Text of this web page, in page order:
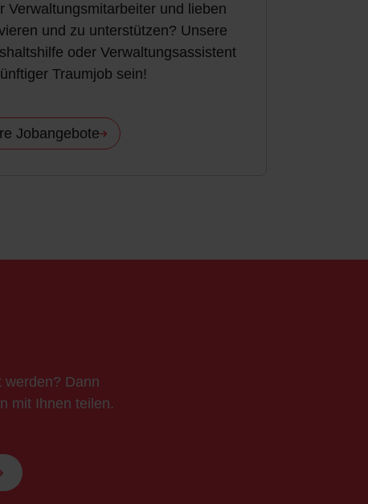
Verwaltungsmitarbeiter und lieben
und zu unterstützen? Unsere
oder Verwaltungsassistent
Traumjob sein!
Jobangebote
werden? Dann
mit Ihnen teilen.